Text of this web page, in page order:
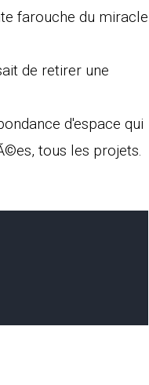
farouche du miracle
de retirer une
d'espace qui
tous les projets.